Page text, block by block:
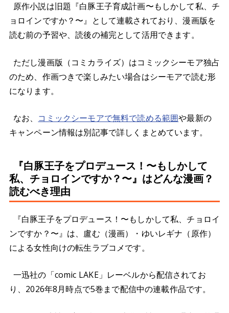
原作小説は旧題『白豚王子育成計画〜もしかして私、チ
ョロインですか？〜』として連載されており、漫画版を
読む前の予習や、読後の補完として活用できます。
ただし漫画版（コミカライズ）はコミックシーモア独占
のため、作画つきで楽しみたい場合はシーモアで読む形
になります。
なお、 コミックシーモアで無料で読める範囲や最新の
キャンペーン情報は別記事で詳しくまとめています。
『白豚王子をプロデュース！〜もしかして
私、チョロインですか？〜』はどんな漫画？
読むべき理由
『白豚王子をプロデュース！〜もしかして私、チョロイ
ンですか？〜』は、盧む（漫画）・ゆいレギナ（原作）
による女性向けの転生ラブコメです。
一迅社の「comic LAKE」レーベルから配信されてお
り、2026年8月時点で5巻まで配信中の連載作品です。